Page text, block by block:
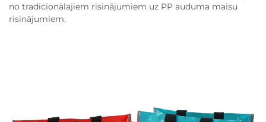
no tradicionālajiem risinājumiem uz PP auduma maisu
risinājumiem.